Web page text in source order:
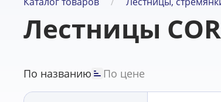
Лестницы
По названию По цене